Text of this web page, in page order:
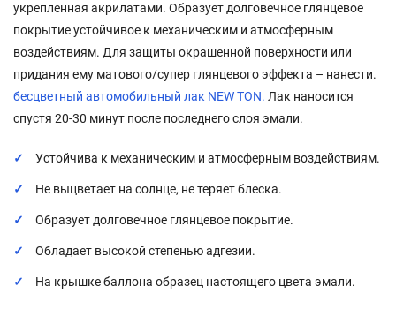
укрепленная акрилатами. Образует долговечное глянцевое
покрытие устойчивое к механическим и атмосферным
воздействиям. Для защиты окрашенной поверхности или
придания ему матового/супер глянцевого эффекта – нанести.
бесцветный автомобильный лак NEW TON. Лак наносится
спустя 20-30 минут после последнего слоя эмали.
Устойчива к механическим и атмосферным воздействиям.
Не выцветает на солнце, не теряет блеска.
Образует долговечное глянцевое покрытие.
Обладает высокой степенью адгезии.
На крышке баллона образец настоящего цвета эмали.